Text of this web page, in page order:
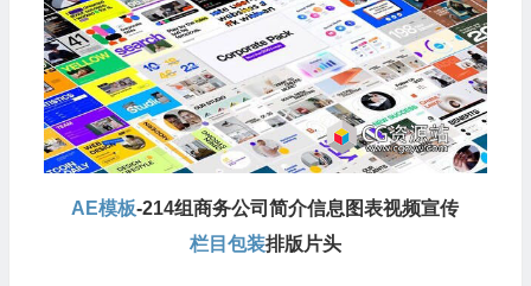
AE模板-214组商务公司简介信息图表视频宣传
栏目包装排版片头